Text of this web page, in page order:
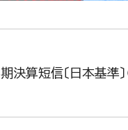
算短信〔日本基準〕